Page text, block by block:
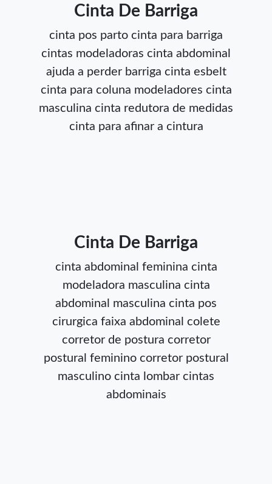
Cinta De Barriga
cinta pos parto cinta para barriga
cintas modeladoras cinta abdominal
ajuda a perder barriga cinta esbelt
cinta para coluna modeladores cinta
masculina cinta redutora de medidas
cinta para afinar a cintura
Cinta De Barriga
cinta abdominal feminina cinta
modeladora masculina cinta
abdominal masculina cinta pos
cirurgica faixa abdominal colete
corretor de postura corretor
postural feminino corretor postural
masculino cinta lombar cintas
abdominais